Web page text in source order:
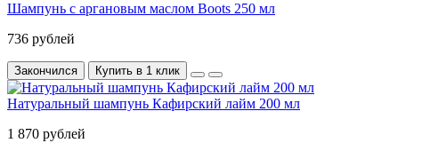
Шампунь с аргановым маслом Boots 250 мл
736 рублей
Закончился Купить в 1 клик
Натуральный шампунь Кафирский лайм 200 мл
1 870 рублей